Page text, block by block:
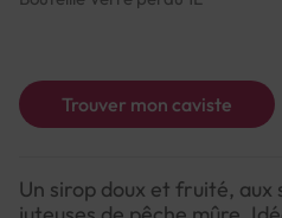
Trouver mon caviste
Un sirop doux et fruité, aux